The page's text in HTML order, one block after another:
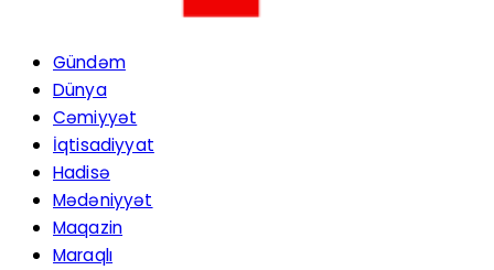
Gündəm
Dünya
Cəmiyyət
İqtisadiyyat
Hadisə
Mədəniyyət
Maqazin
Maraqlı